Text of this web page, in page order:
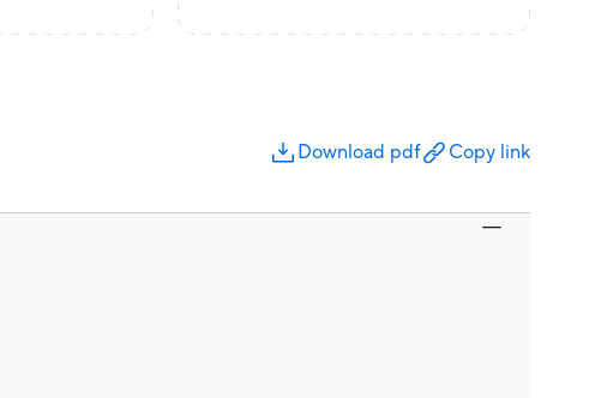
Download pdf Copy link